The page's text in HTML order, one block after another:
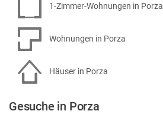
1-Zimmer-Wohnungen in Porza
Wohnungen in Porza
Häuser in Porza
Gesuche in Porza